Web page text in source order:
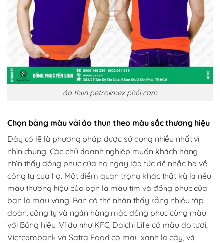
áo thun petrolimex phối cam
Chọn bảng màu vải áo thun theo màu sắc thương hiệu
Đây có lẽ là phương pháp được sử dụng nhiều nhất vì
nhìn chung. Các chủ doanh nghiệp muốn khách hàng
nhìn thấy đồng phục của họ ngay lập tức để nhắc họ về
công ty của họ. Một điểm quan trọng khác thật kỳ lạ nếu
màu thương hiệu của bạn là màu tím và đồng phục của
bạn là màu vàng. Bạn có thể nhận thấy rằng nhiều tập
đoàn, công ty và ngân hàng mặc đồng phục cùng màu
với Bảng hiệu. Ví dụ như KFC, Daichi Life có màu đỏ tươi,
Vietcombank và Satra Food có màu xanh lá cây, và